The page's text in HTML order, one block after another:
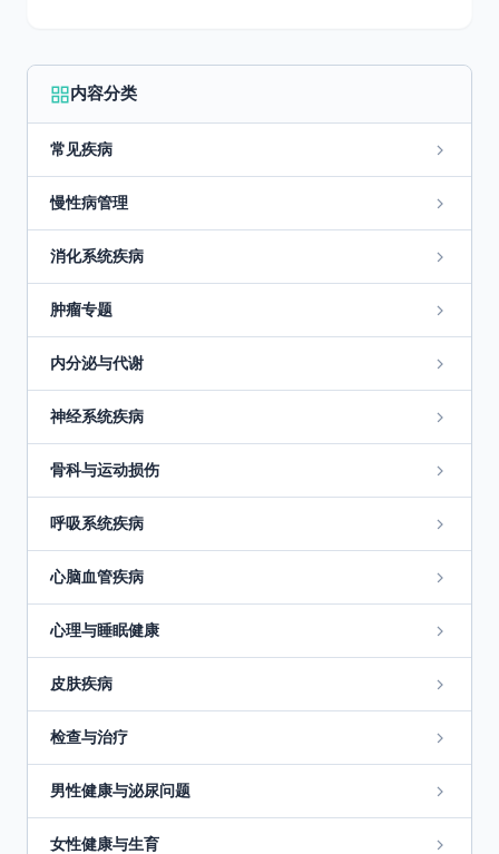
内容分类
常见疾病
慢性病管理
消化系统疾病
肿瘤专题
内分泌与代谢
神经系统疾病
骨科与运动损伤
呼吸系统疾病
心脑血管疾病
心理与睡眠健康
皮肤疾病
检查与治疗
男性健康与泌尿问题
女性健康与生育